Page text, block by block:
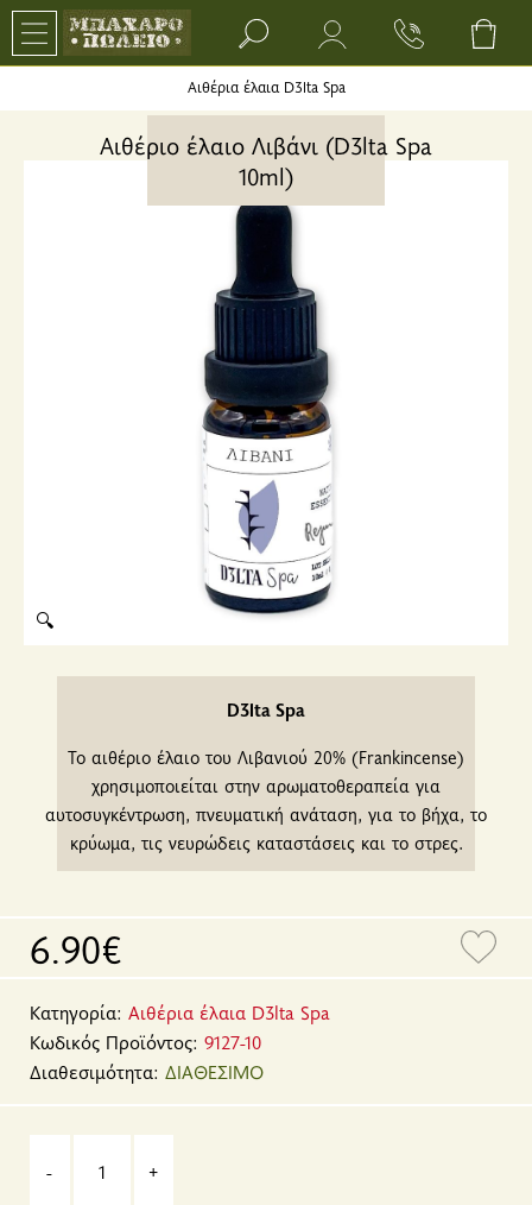
Search bar input field
Αιθέρια έλαια D3lta Spa
Αιθέριο έλαιο Λιβάνι (D3lta Spa
10ml)
🔍
D3lta Spa
Το αιθέριο έλαιο του Λιβανιού 20% (Frankincense)
χρησιμοποιείται στην αρωματοθεραπεία για
αυτοσυγκέντρωση, πνευματική ανάταση, για το βήχα, το
κρύωμα, τις νευρώδεις καταστάσεις και το στρες.
6.90€
Κατηγορία: Αιθέρια έλαια D3lta Spa
Κωδικός Προϊόντος: 9127-10
Διαθεσιμότητα: ΔΙΑΘΕΣΙΜΟ
- +